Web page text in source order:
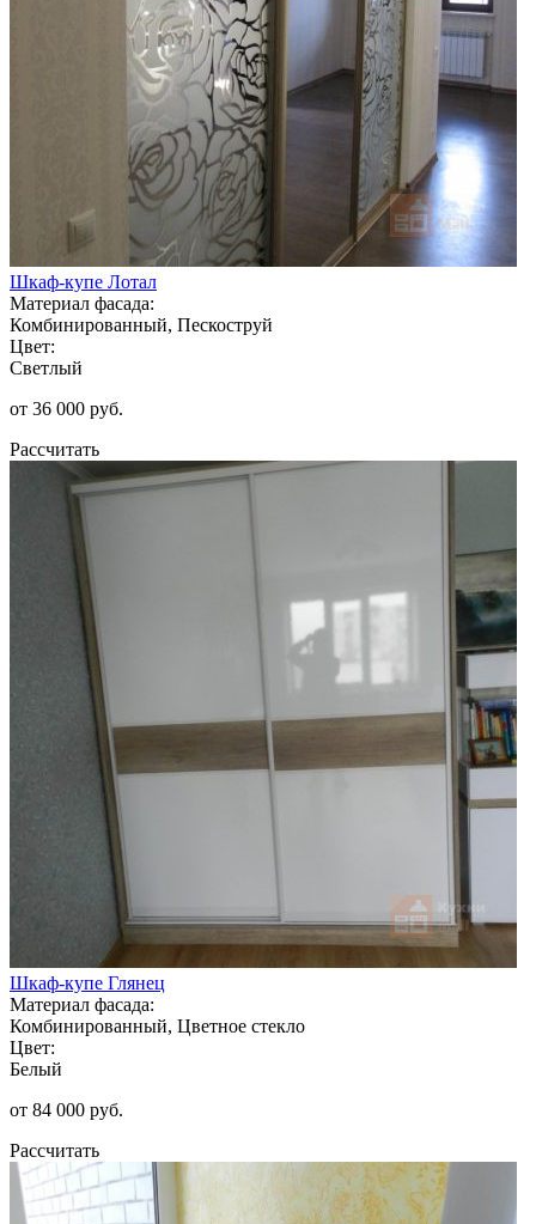
Шкаф-купе Лотал
Материал фасада:
Комбинированный, Пескоструй
Цвет:
Светлый
от 36 000 руб.
Рассчитать
Шкаф-купе Глянец
Материал фасада:
Комбинированный, Цветное стекло
Цвет:
Белый
от 84 000 руб.
Рассчитать